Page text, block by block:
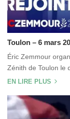
Toulon – 6 mars
Éric Zemmour
Zénith de Toulon le
EN LIRE PLUS